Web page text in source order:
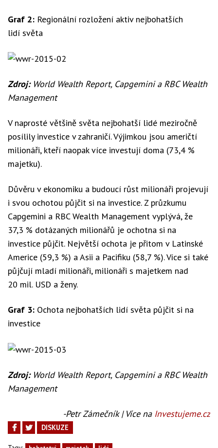
Graf 2: Regionální rozložení aktiv nejbohatších
lidí světa
Zdroj:World Wealth Report, Capgemini a RBC Wealth
Management
V naprosté většině světa nejbohatší lidé meziročně
posílily investice v zahraničí. Výjimkou jsou američtí
milionáři, kteří naopak více investují doma (73,4 %
majetku).
Důvěru v ekonomiku a budoucí růst milionáři projevují
i svou ochotou půjčit si na investice. Z průzkumu
Capgemini a RBC Wealth Management vyplývá, že
37,3 % dotázaných milionářů je ochotna si na
investice půjčit. Největší ochota je přitom v Latinské
Americe (59,3 %) a Asii a Pacifiku (58,7 %). Více si také
půjčují mladí milionáři, milionáři s majetkem nad
20 mil. USD a ženy.
Graf 3: Ochota nejbohatších lidí světa půjčit si na
investice
Zdroj:World Wealth Report, Capgemini a RBC Wealth
Management
-Petr Zámečník | Více na Investujeme.cz
DISKUZE